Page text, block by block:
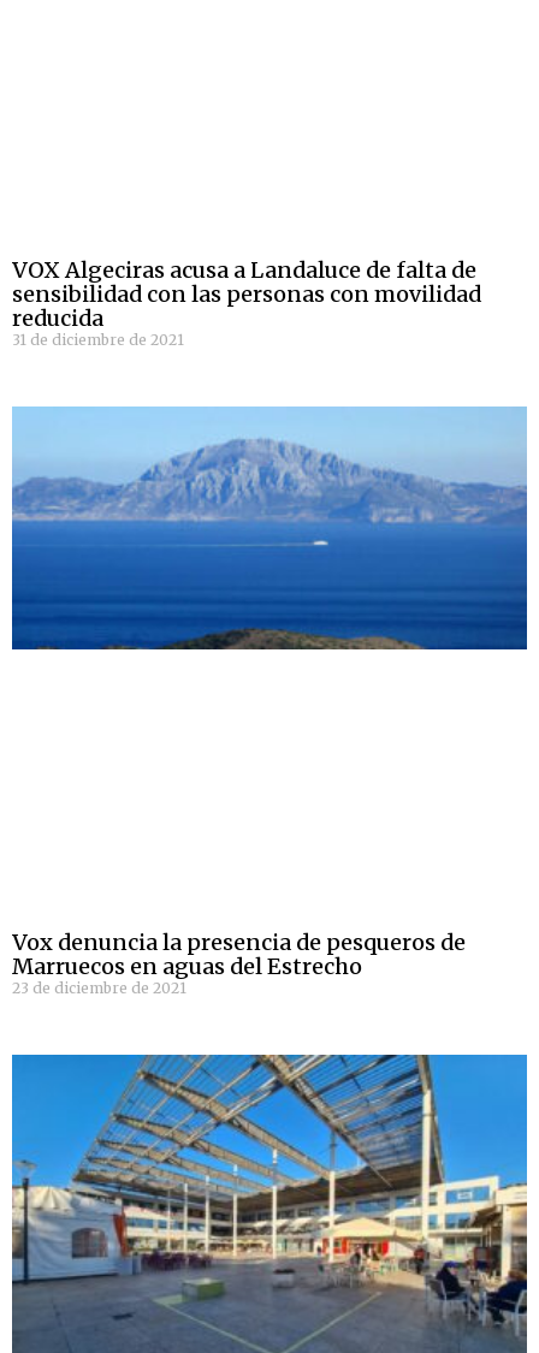
VOX Algeciras acusa a Landaluce de falta de
sensibilidad con las personas con movilidad
reducida
31 de diciembre de 2021
Vox denuncia la presencia de pesqueros de
Marruecos en aguas del Estrecho
23 de diciembre de 2021